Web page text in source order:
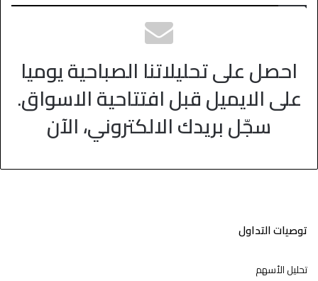
احصل على تحليلاتنا الصباحية يوميا
على الايميل قبل افتتاحية الاسواق.
سجّل بريدك الالكتروني، الآن
توصيات التداول
تحليل الأسهم